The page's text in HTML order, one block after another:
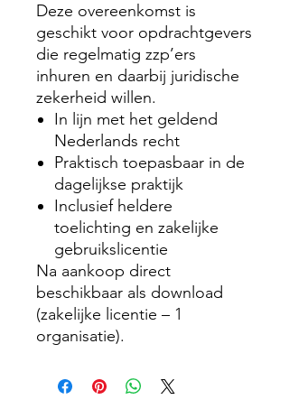
Deze overeenkomst is
geschikt voor opdrachtgevers
die regelmatig zzp’ers
inhuren en daarbij juridische
zekerheid willen.
In lijn met het geldend
Nederlands recht
Praktisch toepasbaar in de
dagelijkse praktijk
Inclusief heldere
toelichting en zakelijke
gebruikslicentie
Na aankoop direct
beschikbaar als download
(zakelijke licentie – 1
organisatie).